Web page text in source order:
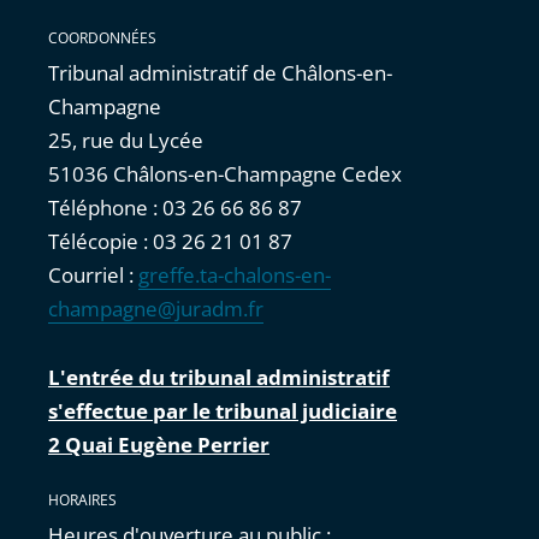
COORDONNÉES
Tribunal administratif de Châlons-en-
Champagne
25, rue du Lycée
51036 Châlons-en-Champagne Cedex
Téléphone : 03 26 66 86 87
Télécopie : 03 26 21 01 87
Courriel : greffe.ta-chalons-en-
champagne@juradm.fr
L'entrée du tribunal administratif
s'effectue par le tribunal judiciaire
2 Quai Eugène Perrier
HORAIRES